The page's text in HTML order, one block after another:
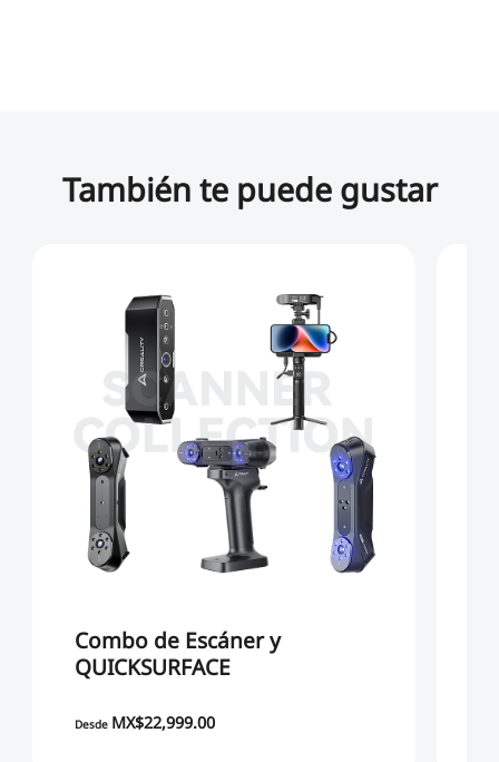
También te puede gustar
Combo de Escáner y
QUICKSURFACE
Desde MX$22,999.00